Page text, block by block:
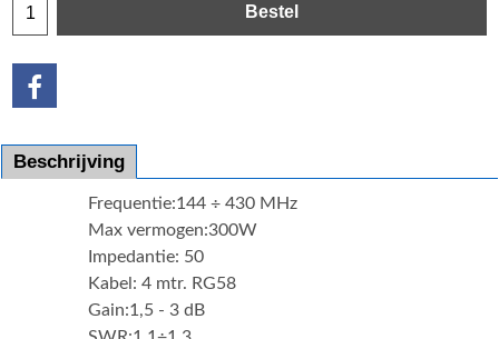
Bestel
Beschrijving
Frequentie:144 ÷ 430 MHz
Max vermogen:300W
Impedantie: 50
Kabel: 4 mtr. RG58
Gain:1,5 - 3 dB